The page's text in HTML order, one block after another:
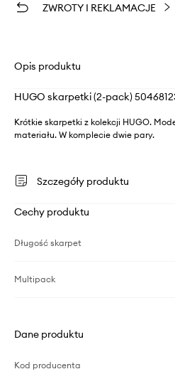
ZWROTY I REKLAMACJE
Opis produktu
HUGO skarpetki (2-pack)
Krótkie skarpetki z kolekcji HUGO.
materiału. W komplecie dwie pary.
Szczegóły produktu
Cechy produktu
Długość skarpet
Multipack
Dane produktu
Kod producenta